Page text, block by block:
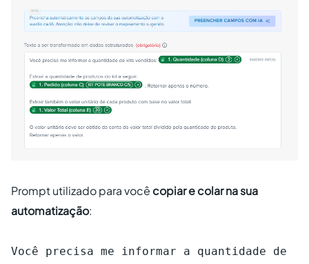
Prompt utilizado para você copiar e colar na sua
automatização:
Você precisa me informar a quantidade de